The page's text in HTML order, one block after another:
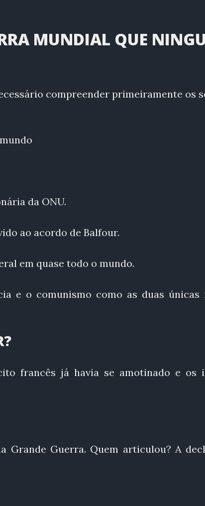
MUNDIAL QUE
compreender primeiramente os
da ONU.
ao acordo de Balfour.
em quase todo o mundo.
e o comunismo como as duas únicas
francês já havia se amotinado e os
Grande Guerra. Quem articulou? A